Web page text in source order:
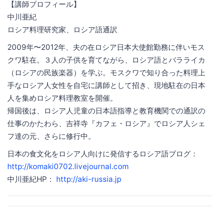
【講師プロフィール】
中川亜紀
ロシア料理研究家、ロシア語通訳
2009年〜2012年、夫の在ロシア日本大使館勤務に伴いモス
クワ駐在。３人の子供を育てながら、ロシア語とバラライカ
（ロシアの民族楽器）を学ぶ。モスクワで知り合った料理上
手なロシア人女性を自宅に講師として招き、現地駐在の日本
人を集めロシア料理教室を開催。
帰国後は、ロシア人児童の日本語指導と教育機関での通訳の
仕事のかたわら、吉祥寺『カフェ・ロシア』でロシア人シェ
フ達の元、さらに修行中。
日本の食文化をロシア人向けに発信するロシア語ブログ：
http://komaki0702.livejournal.com
中川亜紀HP： http://aki-russia.jp